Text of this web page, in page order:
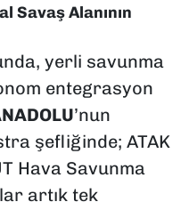
Savaş Alanının
yerli savunma
entegrasyon
’nun
şefliğinde; ATAK
Hava Savunma
artık tek